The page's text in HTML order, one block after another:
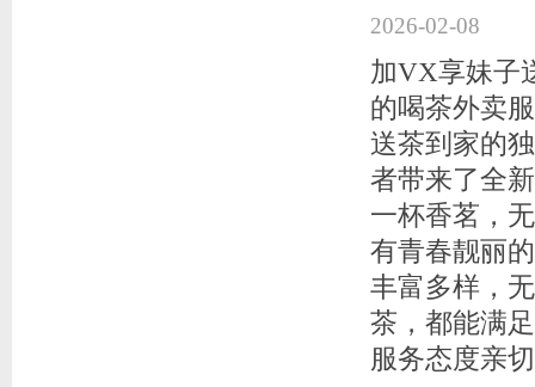
2026-02-08
加VX享妹子
的喝茶外卖
送茶到家的
者带来了全
一杯香茗，
有青春靓丽
丰富多样，
茶，都能满
服务态度亲